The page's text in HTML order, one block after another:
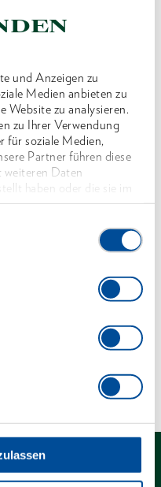
und Anzeigen zu
Medien anbieten zu
Website zu analysieren.
zu Ihrer Verwendung
für soziale Medien,
Partner führen diese
Daten
haben oder die sie im
gesammelt haben. Unsere
EAN4010886621028
B, ISO 2236, ISO
DIN 2391 nahtlos,
verchromt
26 D und No. 26